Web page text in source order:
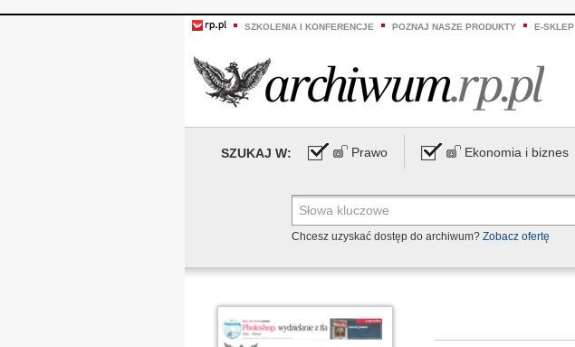
SZKOLENIA I KONFERENCJE POZNAJ NASZE PRODUKTY E-SKLEP
SZUKAJ W: Prawo Ekonomia i biznes
Chcesz uzyskać dostęp do archiwum? Zobacz ofertę